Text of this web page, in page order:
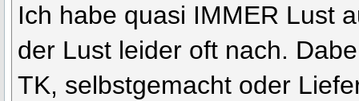
Ich habe quasi IMMER Lust
der Lust leider oft nach.
TK, selbstgemacht oder